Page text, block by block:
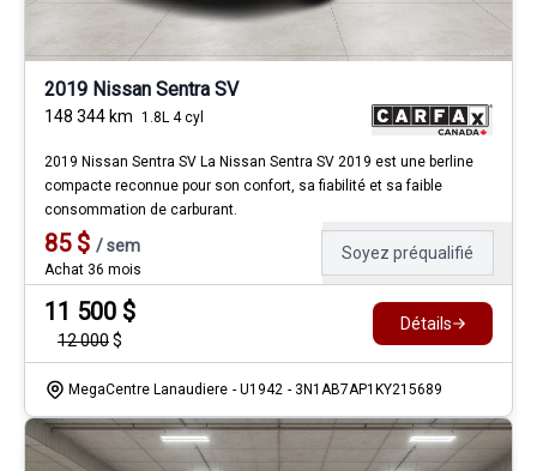
2019 Nissan Sentra SV
148 344 km 1.8L 4 cyl
2019 Nissan Sentra SV La Nissan Sentra SV 2019 est une berline
compacte reconnue pour son confort, sa fiabilité et sa faible
consommation de carburant.
85$ /sem
Achat 36 mois
Soyez préqualifié
11 500 $
12 000$
Détails
MegaCentre Lanaudiere - U1942 - 3N1AB7AP1KY215689